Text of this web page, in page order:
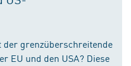
der grenzüberschreitende
EU und den USA? Diese